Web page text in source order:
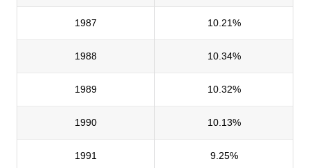
1987 10.21%
1988 10.34%
1989 10.32%
1990 10.13%
1991 9.25%